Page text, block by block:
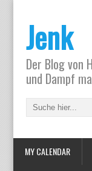
Jenk
Der Blog von
und Dampf
MY CALENDAR